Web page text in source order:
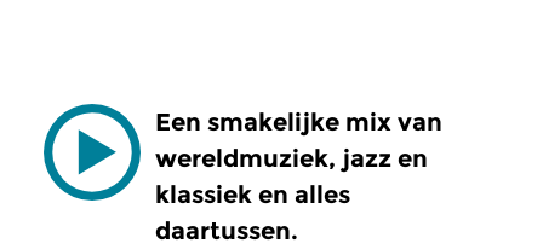
Een smakelijke mix van
wereldmuziek, jazz en
klassiek en alles
daartussen.